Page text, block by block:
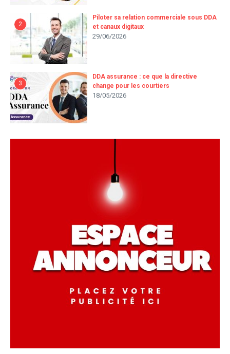
2
Piloter sa relation commerciale sous DDA
et canaux digitaux
29/06/2026
3
DDA assurance : ce que la directive
change pour les courtiers
18/05/2026